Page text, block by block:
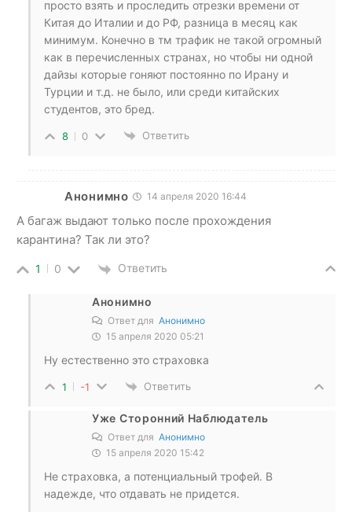
просто взять и проследить отрезки времени от
Китая до Италии и до РФ, разница в месяц как
минимум. Конечно в тм трафик не такой огромный
как в перечисленных странах, но чтобы ни одной
дайзы которые гоняют постоянно по Ирану и
Турции и т.д. не было, или среди китайских
студентов, это бред.
8 0 Ответить
Анонимно 14 апреля 2020 16:44
А багаж выдают только после прохождения
карантина? Так ли это?
1 0 Ответить
Анонимно
Ответ для Анонимно
15 апреля 2020 05:21
Ну естественно это страховка
1 -1 Ответить
Уже Сторонний Наблюдатель
Ответ для Анонимно
15 апреля 2020 15:42
Не страховка, а потенциальный трофей. В
надежде, что отдавать не придется.